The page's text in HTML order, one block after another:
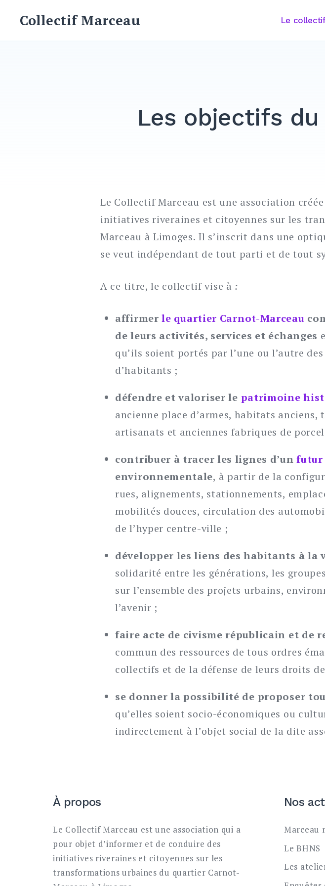
Collectif Marceau Le
Les objectifs
Le Collectif Marceau est une association
initiatives riveraines et citoyennes sur les
Marceau à Limoges. Il s’inscrit dans une
se veut indépendant de tout parti et de tout
A ce titre, le collectif vise à :
affirmerle quartier Carnot-Marceau
de leurs activités, services et échanges
qu’ils soient portés par l’une ou l’autre
d’habitants ;
défendre et valoriser le patrimoine
ancienne place d’armes, habitats anciens,
artisanats et anciennes fabriques de
contribuer à tracer les lignes d’unfutur
environnementale, à partir de la
rues, alignements, stationnements,
mobilités douces, circulation des
de l’hyper centre-ville ;
développer les liens des habitants à la
solidarité entre les générations, les
sur l’ensemble des projets urbains,
l’avenir ;
faire acte de civisme républicain et de
commun des ressources de tous ordres
collectifs et de la défense de leurs droits
se donner la possibilité de proposer
qu’elles soient socio-économiques ou
indirectement à l’objet social de la dite
À propos
Le Collectif Marceau est une association qui a
pour objet d’informer et de conduire des
initiatives riveraines et citoyennes sur les
transformations urbaines du quartier Carnot-
Nos
Marceau
Le BHNS
Les